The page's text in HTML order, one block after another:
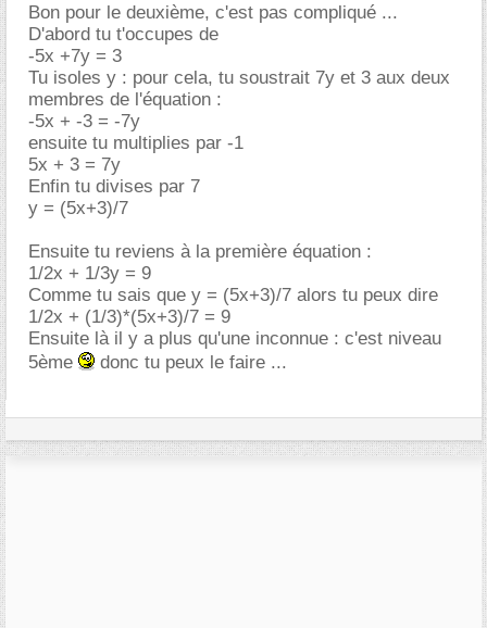
Bon pour le deuxième, c'est pas compliqué ...
D'abord tu t'occupes de
-5x +7y = 3
Tu isoles y : pour cela, tu soustrait 7y et 3 aux deux
membres de l'équation :
-5x + -3 = -7y
ensuite tu multiplies par -1
5x + 3 = 7y
Enfin tu divises par 7
y = (5x+3)/7
Ensuite tu reviens à la première équation :
1/2x + 1/3y = 9
Comme tu sais que y = (5x+3)/7 alors tu peux dire
1/2x + (1/3)*(5x+3)/7 = 9
Ensuite là il y a plus qu'une inconnue : c'est niveau
5ème
donc tu peux le faire ...